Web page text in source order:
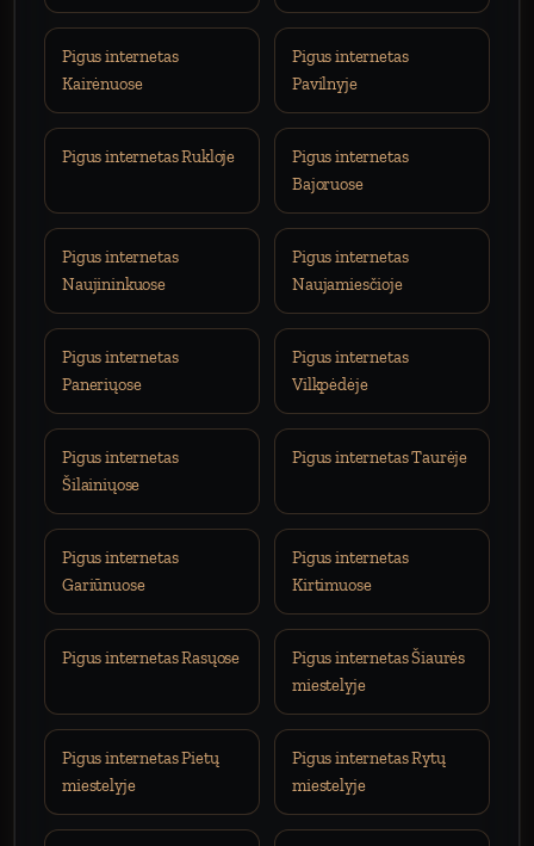
Pigus internetas
Kairėnuose
Pigus internetas
Pavilnyje
Pigus internetas Rukloje
Pigus internetas
Bajoruose
Pigus internetas
Naujininkuose
Pigus internetas
Naujamiesčioje
Pigus internetas
Paneriųose
Pigus internetas
Vilkpėdėje
Pigus internetas
Šilainiųose
Pigus internetas Taurėje
Pigus internetas
Gariūnuose
Pigus internetas
Kirtimuose
Pigus internetas Rasųose
Pigus internetas Šiaurės
miestelyje
Pigus internetas Pietų
miestelyje
Pigus internetas Rytų
miestelyje